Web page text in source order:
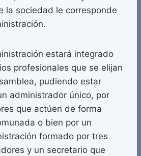
la sociedad le corresponde
estará integrado
profesionales que se elijan
pudiendo estar
administrador único, por
que actúen de forma
o bien por un
formado por tres
y un secretario que